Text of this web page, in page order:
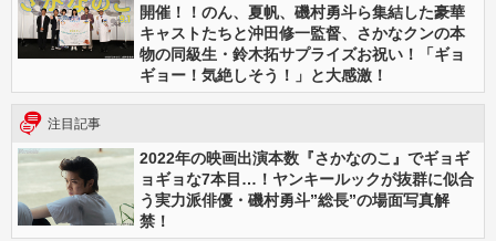
開催！！のん、夏帆、磯村勇斗ら集結した豪華
キャストたちと沖田修一監督、さかなクンの本
物の同級生・鈴木拓サプライズお祝い！「ギョ
ギョー！気絶しそう！」と大感激！
注目記事
2022年の映画出演本数『さかなのこ』でギョギ
ョギョな7本目…！ヤンキールックが抜群に似合
う実力派俳優・磯村勇斗”総長”の場面写真解
禁！